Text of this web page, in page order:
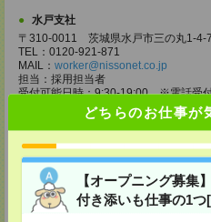
どちらのお仕事が
【オープニング募集
付き添いも仕事の1つ
水戸支社
〒310-0011 茨城県水戸市三の丸1-4-
TEL：0120-921-871
MAIL： worker@nissonet.co.jp
担当：採用担当者
受付可能日時：9:30-19:00 ※電話受
宇都宮支社
TEL：0120-921-871
MAIL：worker@nissonet.co.jp
担当：採用担当者
受付可能日時：9:30-19:00 ※電話受